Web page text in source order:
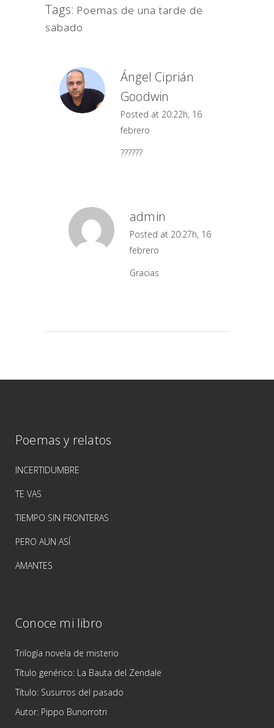
Tags: Poemas de una tarde de
sabado
Ángel Ciprián
Goodwin
Posted at 20:22h, 16
febrero
??????
admin
Posted at 20:27h, 16
febrero
Gracias
Poemas y relatos
INCERTIDUMBRE
TE VAS
TIEMPO SIN FRONTERAS
PERO AUN ASÍ
AMANTES
Conoce mi libro
Trilogía novela de misterio
Título genérico: La Bauta del Zendale
Título: Susurros del pasado
Autor: Pippo Bunorrotri